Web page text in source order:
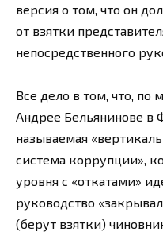
версия о том, что он
от взятки
непосредственного
Все дело в том, что, по
Андрее Бельянинове в
называемая
система коррупции»,
уровня с «откатами»
руководство
(берут взятки)